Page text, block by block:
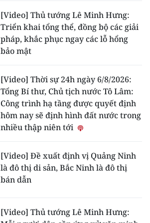
[Video] Thủ tướng Lê Minh Hưng:
Triển khai tổng thể, đồng bộ các giải
pháp, khắc phục ngay các lỗ hổng
bảo mật
[Video] Thời sự 24h ngày 6/8/2026:
Tổng Bí thư, Chủ tịch nước Tô Lâm:
Công trình hạ tầng được quyết định
hôm nay sẽ định hình đất nước trong
nhiều thập niên tới
[Video] Đề xuất định vị Quảng Ninh
là đô thị di sản, Bắc Ninh là đô thị
bán dẫn
[Video] Thủ tướng Lê Minh Hưng: